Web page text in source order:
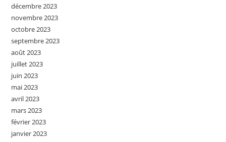
décembre 2023
novembre 2023
octobre 2023
septembre 2023
août 2023
juillet 2023
juin 2023
mai 2023
avril 2023
mars 2023
février 2023
janvier 2023